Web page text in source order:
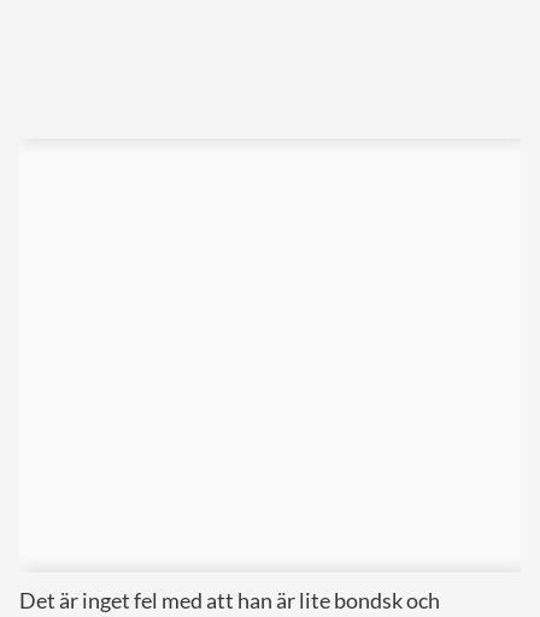
Det är inget fel med att han är lite bondsk och